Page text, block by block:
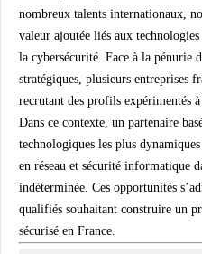
nombreux talents internationaux,
valeur ajoutée liés aux
la cybersécurité. Face à la pénurie
stratégiques, plusieurs entreprises
recrutant des profils expérimentés
Dans ce contexte, un partenaire
technologiques les plus
en réseau et sécurité informatique
indéterminée. Ces opportunités
qualifiés souhaitant construire un
sécurisé en France.